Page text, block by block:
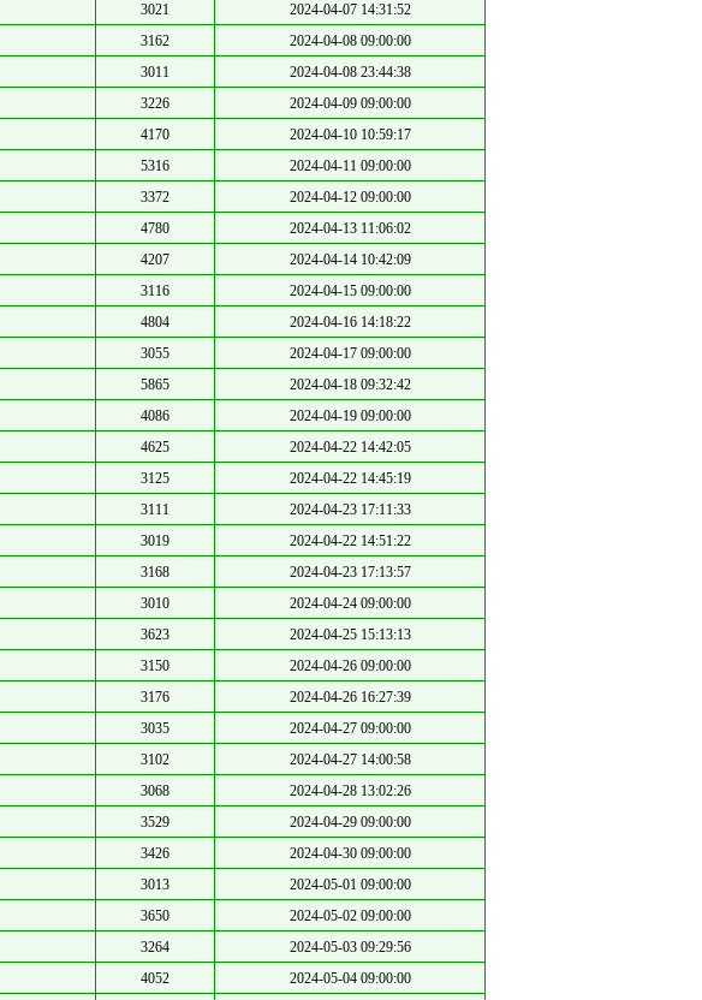
3021
2024-04-07 14:31:52
3162
2024-04-08 09:00:00
3011
2024-04-08 23:44:38
3226
2024-04-09 09:00:00
4170
2024-04-10 10:59:17
5316
2024-04-11 09:00:00
3372
2024-04-12 09:00:00
4780
2024-04-13 11:06:02
4207
2024-04-14 10:42:09
3116
2024-04-15 09:00:00
4804
2024-04-16 14:18:22
3055
2024-04-17 09:00:00
5865
2024-04-18 09:32:42
4086
2024-04-19 09:00:00
4625
2024-04-22 14:42:05
3125
2024-04-22 14:45:19
3111
2024-04-23 17:11:33
3019
2024-04-22 14:51:22
3168
2024-04-23 17:13:57
3010
2024-04-24 09:00:00
3623
2024-04-25 15:13:13
3150
2024-04-26 09:00:00
3176
2024-04-26 16:27:39
3035
2024-04-27 09:00:00
3102
2024-04-27 14:00:58
3068
2024-04-28 13:02:26
3529
2024-04-29 09:00:00
3426
2024-04-30 09:00:00
3013
2024-05-01 09:00:00
3650
2024-05-02 09:00:00
3264
2024-05-03 09:29:56
4052 2024-05-04 09:00:00